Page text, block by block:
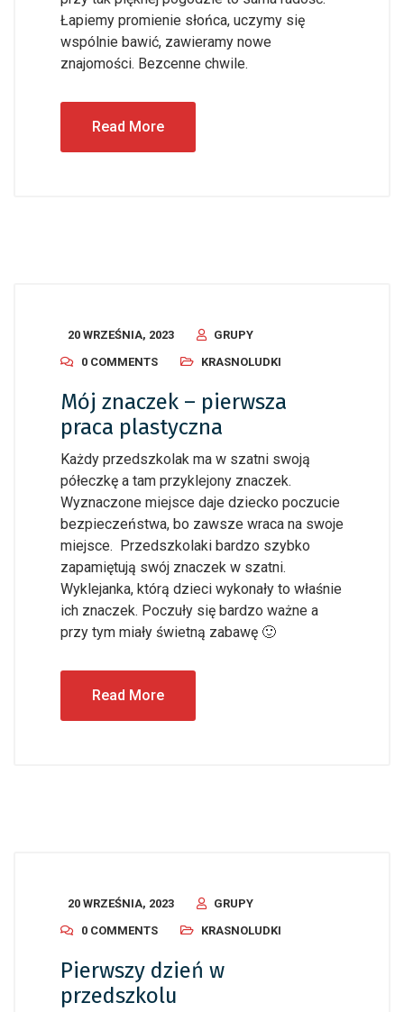
Łapiemy promienie słońca, uczymy się
wspólnie bawić, zawieramy nowe
znajomości. Bezcenne chwile.
Read More
20 WRZEŚNIA, 2023
GRUPY
0 COMMENTS
KRASNOLUDKI
Mój znaczek – pierwsza
praca plastyczna
Każdy przedszkolak ma w szatni swoją
półeczkę a tam przyklejony znaczek.
Wyznaczone miejsce daje dziecko poczucie
bezpieczeństwa, bo zawsze wraca na swoje
miejsce. Przedszkolaki bardzo szybko
zapamiętują swój znaczek w szatni.
Wyklejanka, którą dzieci wykonały to właśnie
ich znaczek. Poczuły się bardzo ważne a
przy tym miały świetną zabawę 🙂
Read More
20 WRZEŚNIA, 2023
GRUPY
0 COMMENTS
KRASNOLUDKI
Pierwszy dzień w
przedszkolu